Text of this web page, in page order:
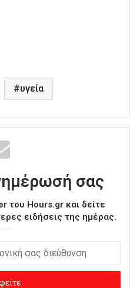
υγεία
σας
του Hours.gr και δείτε
ειδήσεις της ημέρας.